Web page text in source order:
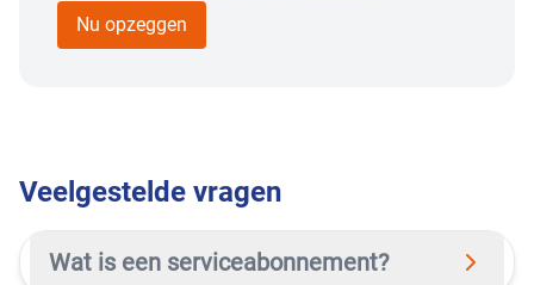
Nu opzeggen
Veelgestelde vragen
Wat is een serviceabonnement?